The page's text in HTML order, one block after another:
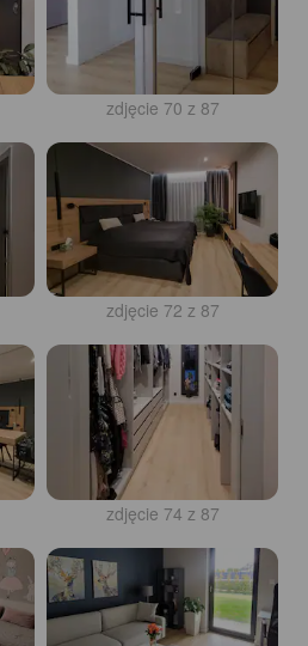
zdjęcie 70 z 87
zdjęcie 72 z 87
zdjęcie 74 z 87